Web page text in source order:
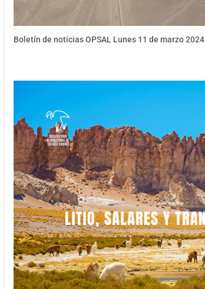
Boletín de noticias OPSAL Lunes 11 de marzo 2024